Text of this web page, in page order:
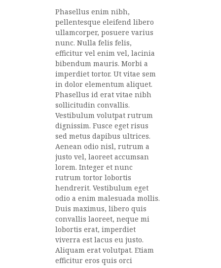
Phasellus enim nibh,
pellentesque eleifend libero
ullamcorper, posuere varius
nunc. Nulla felis felis,
efficitur vel enim vel, lacinia
bibendum mauris. Morbi a
imperdiet tortor. Ut vitae sem
in dolor elementum aliquet.
Phasellus id erat vitae nibh
sollicitudin convallis.
Vestibulum volutpat rutrum
dignissim. Fusce eget risus
sed metus dapibus ultrices.
Aenean odio nisl, rutrum a
justo vel, laoreet accumsan
lorem. Integer et nunc
rutrum tortor lobortis
hendrerit. Vestibulum eget
odio a enim malesuada mollis.
Duis maximus, libero quis
convallis laoreet, neque mi
lobortis erat, imperdiet
viverra est lacus eu justo.
Aliquam erat volutpat. Etiam
efficitur eros quis orci